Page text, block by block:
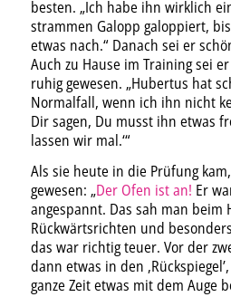
besten. „Ich habe ihn wirklich
strammen Galopp galoppiert,
etwas nach.“ Danach sei er
Auch zu Hause im Training sei
ruhig gewesen. „Hubertus hat
Normalfall, wenn ich ihn nicht
Dir sagen, Du musst ihn etwas
lassen wir mal.‘“
Als sie heute in die Prüfung
gewesen: „Der Ofen ist an! Er
angespannt. Das sah man beim
Rückwärtsrichten und
das war richtig teuer. Vor der
dann etwas in den
ganze Zeit etwas mit dem Auge